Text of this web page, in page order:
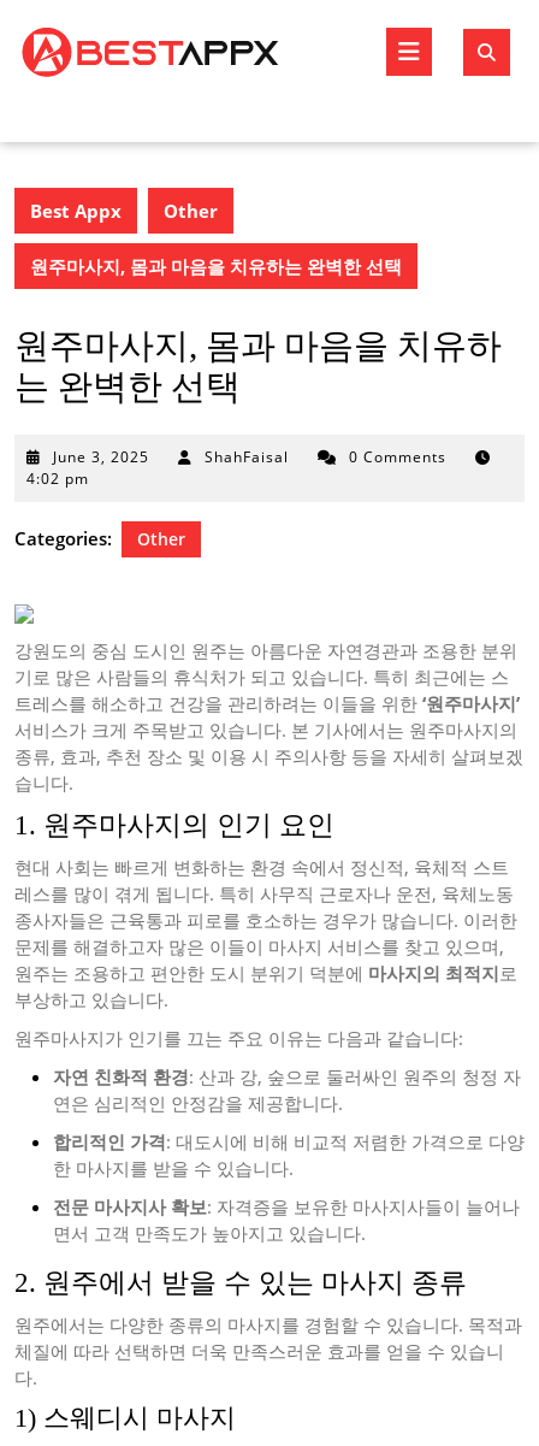
content
Open
Best Appx Other
원주마사지, 몸과 마음을 치유하는 완벽한 선택
원주마사지, 몸과 마음을 치유하
는 완벽한 선택
June 3, 2025 June
ShahFaisal
0 Comments
4:02 pm
Categories: Other
강원도의 중심 도시인 원주는 아름다운 자연경관과 조용한 분위
기로 많은 사람들의 휴식처가 되고 있습니다. 특히 최근에는 스
트레스를 해소하고 건강을 관리하려는 이들을 위한 ‘원주마사지’
서비스가 크게 주목받고 있습니다. 본 기사에서는 원주마사지의
종류, 효과, 추천 장소 및 이용 시 주의사항 등을 자세히 살펴보겠
습니다.
1. 원주마사지의 인기 요인
현대 사회는 빠르게 변화하는 환경 속에서 정신적, 육체적 스트
레스를 많이 겪게 됩니다. 특히 사무직 근로자나 운전, 육체노동
종사자들은 근육통과 피로를 호소하는 경우가 많습니다. 이러한
문제를 해결하고자 많은 이들이 마사지 서비스를 찾고 있으며,
원주는 조용하고 편안한 도시 분위기 덕분에 마사지의 최적지로
부상하고 있습니다.
원주마사지가 인기를 끄는 주요 이유는 다음과 같습니다:
자연 친화적 환경: 산과 강, 숲으로 둘러싸인 원주의 청정 자
연은 심리적인 안정감을 제공합니다.
합리적인 가격: 대도시에 비해 비교적 저렴한 가격으로 다양
한 마사지를 받을 수 있습니다.
전문 마사지사 확보: 자격증을 보유한 마사지사들이 늘어나
면서 고객 만족도가 높아지고 있습니다.
2. 원주에서 받을 수 있는 마사지 종류
원주에서는 다양한 종류의 마사지를 경험할 수 있습니다. 목적과
체질에 따라 선택하면 더욱 만족스러운 효과를 얻을 수 있습니
다.
1) 스웨디시 마사지